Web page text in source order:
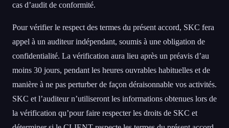
cas d’audit de conformité.
Pour vérifier le respect des termes du présent accord, SKC fera
appel à un auditeur indépendant, soumis à une obligation de
confidentialité. La vérification aura lieu après un préavis d’au
moins 30 jours, pendant les heures ouvrables habituelles et de
manière à ne pas perturber de façon déraisonnable vos activités.
SKC et l’auditeur n’utiliseront les informations obtenues lors de
la vérification qu’pour faire respecter les droits de SKC et